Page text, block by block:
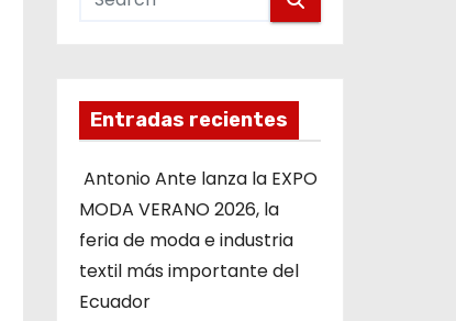
Entradas recientes
Antonio Ante lanza la EXPO
MODA VERANO 2026, la
feria de moda e industria
textil más importante del
Ecuador